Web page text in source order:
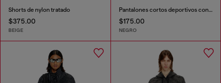
Shorts de nylon tratado
$375.00
BEIGE
Pantalones cortos deportivos con logotipo Oval D plateado
$175.00
NEGRO